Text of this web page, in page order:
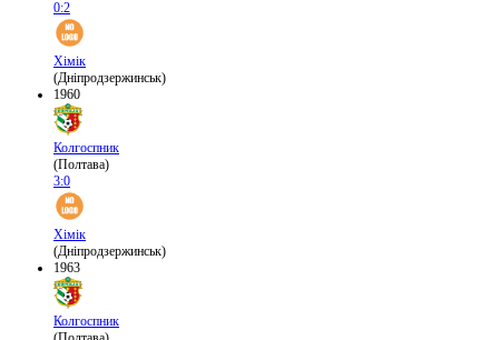
0:2
Хімік
(Дніпродзержинськ)
1960
Колгоспник
(Полтава)
3:0
Хімік
(Дніпродзержинськ)
1963
Колгоспник